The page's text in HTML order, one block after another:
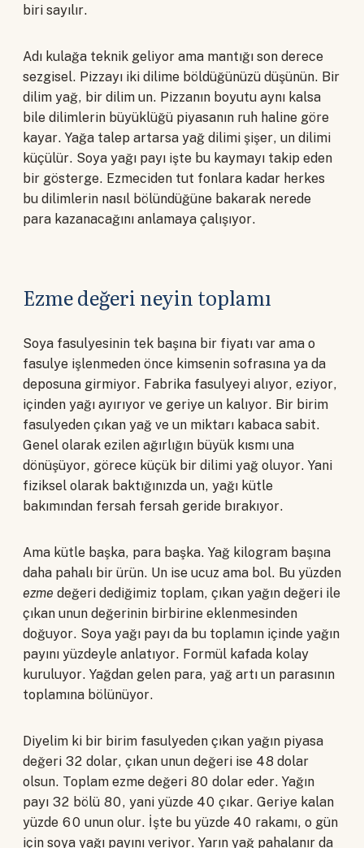
biri sayılır.
Adı kulağa teknik geliyor ama mantığı son derece
sezgisel. Pizzayı iki dilime böldüğünüzü düşünün. Bir
dilim yağ, bir dilim un. Pizzanın boyutu aynı kalsa
bile dilimlerin büyüklüğü piyasanın ruh haline göre
kayar. Yağa talep artarsa yağ dilimi şişer, un dilimi
küçülür. Soya yağı payı işte bu kaymayı takip eden
bir gösterge. Ezmeciden tut fonlara kadar herkes
bu dilimlerin nasıl bölündüğüne bakarak nerede
para kazanacağını anlamaya çalışıyor.
Ezme değeri neyin toplamı
Soya fasulyesinin tek başına bir fiyatı var ama o
fasulye işlenmeden önce kimsenin sofrasına ya da
deposuna girmiyor. Fabrika fasulyeyi alıyor, eziyor,
içinden yağı ayırıyor ve geriye un kalıyor. Bir birim
fasulyeden çıkan yağ ve un miktarı kabaca sabit.
Genel olarak ezilen ağırlığın büyük kısmı una
dönüşüyor, görece küçük bir dilimi yağ oluyor. Yani
fiziksel olarak baktığınızda un, yağı kütle
bakımından fersah fersah geride bırakıyor.
Ama kütle başka, para başka. Yağ kilogram başına
daha pahalı bir ürün. Un ise ucuz ama bol. Bu yüzden
ezme değeri dediğimiz toplam, çıkan yağın değeri ile
çıkan unun değerinin birbirine eklenmesinden
doğuyor. Soya yağı payı da bu toplamın içinde yağın
payını yüzdeyle anlatıyor. Formül kafada kolay
kuruluyor. Yağdan gelen para, yağ artı un parasının
toplamına bölünüyor.
Diyelim ki bir birim fasulyeden çıkan yağın piyasa
değeri 32 dolar, çıkan unun değeri ise 48 dolar
olsun. Toplam ezme değeri 80 dolar eder. Yağın
payı 32 bölü 80, yani yüzde 40 çıkar. Geriye kalan
yüzde 60 unun olur. İşte bu yüzde 40 rakamı, o gün
için soya yağı payını veriyor. Yarın yağ pahalanır da